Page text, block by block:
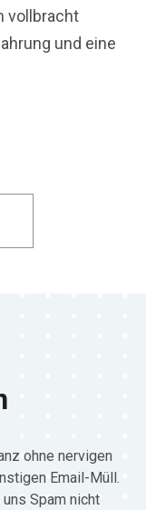
vollbracht
und eine
ohne nervigen
Email-Müll.
Spam nicht